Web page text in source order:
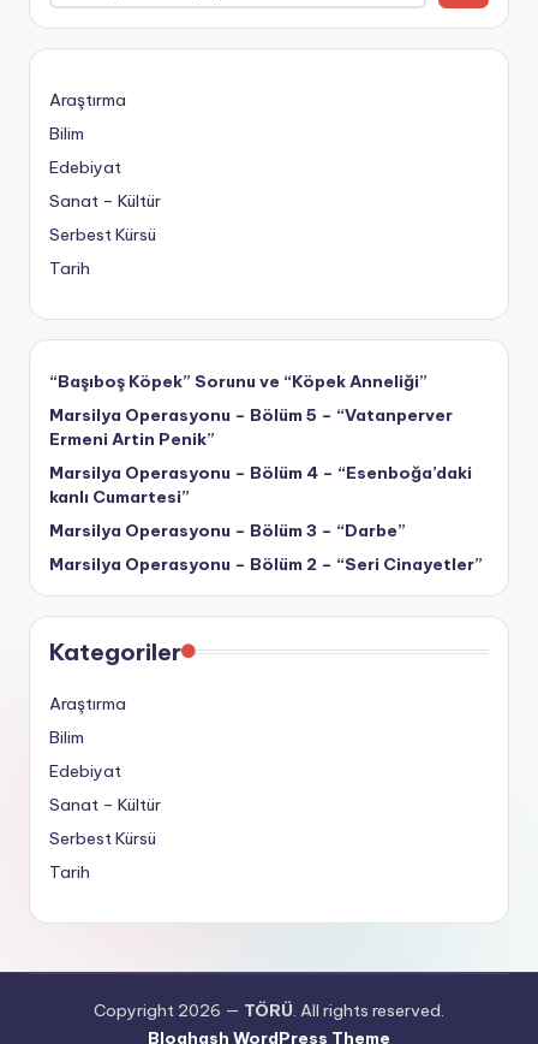
Araştırma
Bilim
Edebiyat
Sanat – Kültür
Serbest Kürsü
Tarih
“Başıboş Köpek” Sorunu ve “Köpek Anneliği”
Marsilya Operasyonu – Bölüm 5 – “Vatanperver
Ermeni Artin Penik”
Marsilya Operasyonu – Bölüm 4 – “Esenboğa’daki
kanlı Cumartesi”
Marsilya Operasyonu – Bölüm 3 – “Darbe”
Marsilya Operasyonu – Bölüm 2 – “Seri Cinayetler”
Kategoriler
Araştırma
Bilim
Edebiyat
Sanat – Kültür
Serbest Kürsü
Tarih
Copyright 2026 — TÖRÜ. All rights reserved.
Bloghash WordPress Theme